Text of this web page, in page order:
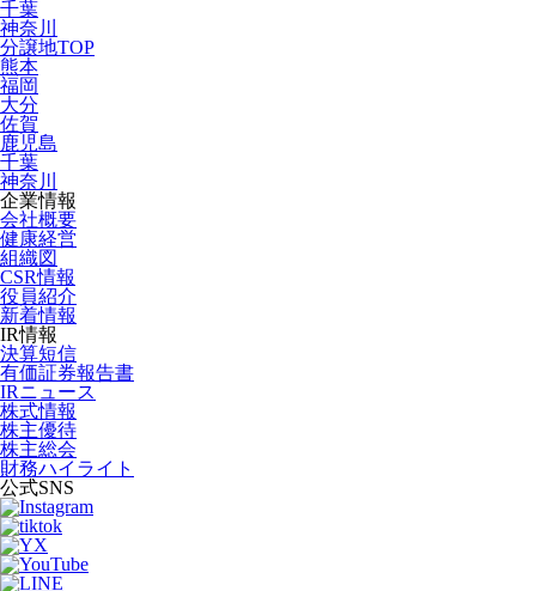
千葉
神奈川
分譲地TOP
熊本
福岡
大分
佐賀
鹿児島
千葉
神奈川
企業情報
会社概要
健康経営
組織図
CSR情報
役員紹介
新着情報
IR情報
決算短信
有価証券報告書
IRニュース
株式情報
株主優待
株主総会
財務ハイライト
公式SNS